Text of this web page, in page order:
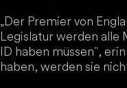
„Der Premier von
Legislatur werden alle
ID haben müssen",
haben, werden sie